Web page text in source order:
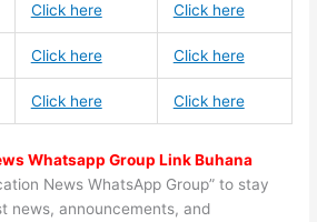
Click here Click here
Click here Click here
Click here Click here
Whatsapp Group Link Buhana
News WhatsApp Group” to stay
news, announcements, and